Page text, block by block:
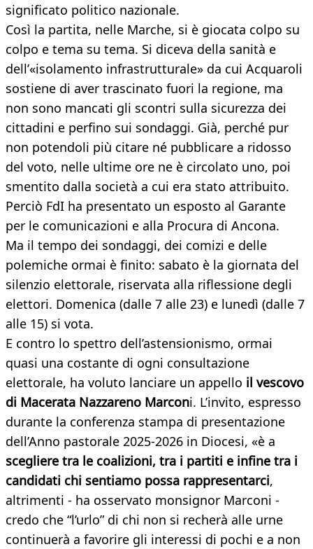
significato politico nazionale.
Così la partita, nelle Marche, si è giocata colpo su
colpo e tema su tema. Si diceva della sanità e
dell’«isolamento infrastrutturale» da cui Acquaroli
sostiene di aver trascinato fuori la regione, ma
non sono mancati gli scontri sulla sicurezza dei
cittadini e perfino sui sondaggi. Già, perché pur
non potendoli più citare né pubblicare a ridosso
del voto, nelle ultime ore ne è circolato uno, poi
smentito dalla società a cui era stato attribuito.
Perciò FdI ha presentato un esposto al Garante
per le comunicazioni e alla Procura di Ancona.
Ma il tempo dei sondaggi, dei comizi e delle
polemiche ormai è finito: sabato è la giornata del
silenzio elettorale, riservata alla riflessione degli
elettori. Domenica (dalle 7 alle 23) e lunedì (dalle 7
alle 15) si vota.
E contro lo spettro dell’astensionismo, ormai
quasi una costante di ogni consultazione
elettorale, ha voluto lanciare un appello il vescovo
di Macerata Nazzareno Marconi. L’invito, espresso
durante la conferenza stampa di presentazione
dell’Anno pastorale 2025-2026 in Diocesi, «è a
scegliere tra le coalizioni, tra i partiti e infine tra i
candidati chi sentiamo possa rappresentarci,
altrimenti - ha osservato monsignor Marconi -
credo che “l’urlo” di chi non si recherà alle urne
continuerà a favorire gli interessi di pochi e a non